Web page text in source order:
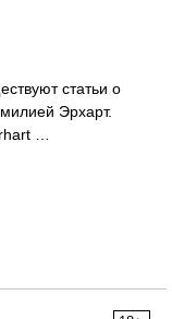
статьи о
Эрхарт.
…